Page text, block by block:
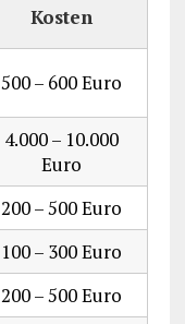
Kosten
500 – 600 Euro
4.000 – 10.000
Euro
200 – 500 Euro
100 – 300 Euro
200 – 500 Euro